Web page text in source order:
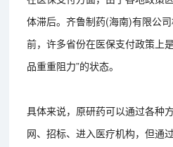
体滞后。齐鲁制药(海南)有限公
前，许多省份在医保支付政策上
品重重阻力”的状态。
具体来说，原研药可以通过各种
网、招标、进入医疗机构，但通